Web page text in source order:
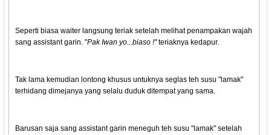
Seperti biasa waiter langsung teriak setelah melihat penampakan wajah
sang assistant garin. "Pak Iwan yo...biaso !"teriaknya kedapur.
Tak lama kemudian lontong khusus untuknya seglas teh susu "lamak"
terhidang dimejanya yang selalu duduk ditempat yang sama.
Barusan saja sang assistant garin meneguh teh susu "lamak" setelah